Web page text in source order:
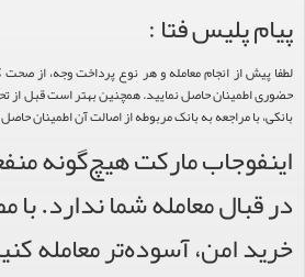
پیام پلیس فتا :
لطفا پیش از انجام معامله و هر نوع پرداخت وجه، از
حضوری اطمینان حاصل نمایید. همچنین بهتر است قبل از
بانکی، با مراجعه به بانک مربوطه از اصالت آن اطمینان
اینفوجاب مارکت هیچ‌گونه
در قبال معامله شما ندارد. با
خرید امن، آسوده‌تر معامله